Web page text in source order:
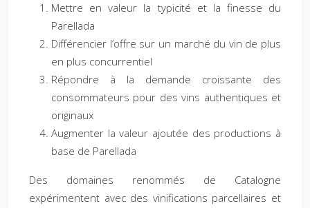
Mettre en valeur la typicité et la finesse du
Parellada
Différencier l’offre sur un marché du vin de plus
en plus concurrentiel
Répondre à la demande croissante des
consommateurs pour des vins authentiques et
originaux
Augmenter la valeur ajoutée des productions à
base de Parellada
Des domaines renommés de Catalogne
expérimentent avec des vinifications parcellaires et